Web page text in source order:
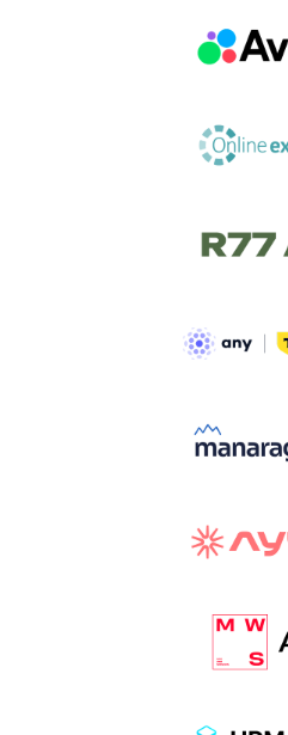
к построению бизнеса и созданию
Доклады, дискуссия и битва AI-агентов
ТРЕК «AI-NATIVE»
И БИТВА